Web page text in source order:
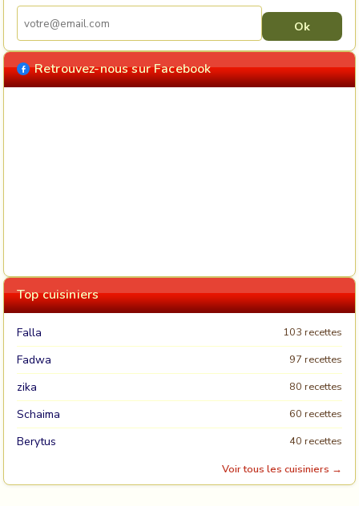
Retrouvez-nous sur Facebook
Top cuisiniers
Falla 103 recettes
Fadwa 97 recettes
zika 80 recettes
Schaima 60 recettes
Berytus
40 recettes
Voir tous les cuisiniers →